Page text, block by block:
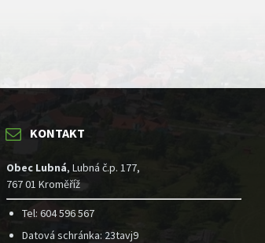
KONTAKT
Obec Lubná, Lubná č.p. 177,
767 01 Kroměříž
Tel: 604 596 567
Datová schránka: 23tavj9